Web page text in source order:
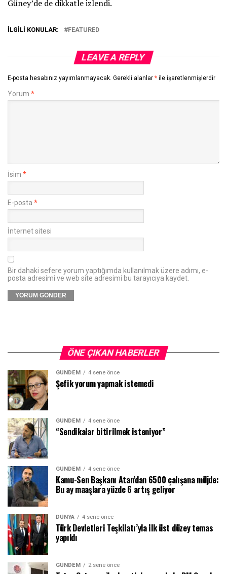
Güney’de de dikkatle izlendi.
İLGILI KONULAR: FEATURED
LEAVE A REPLY
E-posta hesabınız yayımlanmayacak. Gerekli alanlar * ile işaretlenmişlerdir
Yorum *
İsim *
E-posta *
İnternet sitesi
Bir dahaki sefere yorum yaptığımda kullanılmak üzere adımı, e-
posta adresimi ve web site adresimi bu tarayıcıya kaydet.
ÖNE ÇIKAN HABERLER
GÜNDEM 4 sene önce
Şefik yorum yapmak istemedi
GÜNDEM 4 sene önce
“Sendikalar bitirilmek isteniyor”
GÜNDEM 4 sene önce
Kamu-Sen Başkanı Atan’dan 6500 çalışana müjde:
Bu ay maaşlara yüzde 6 artış geliyor
DÜNYA 4 sene önce
Türk Devletleri Teşkilatı’yla ilk üst düzey temas
yapıldı
GÜNDEM 2 sene önce